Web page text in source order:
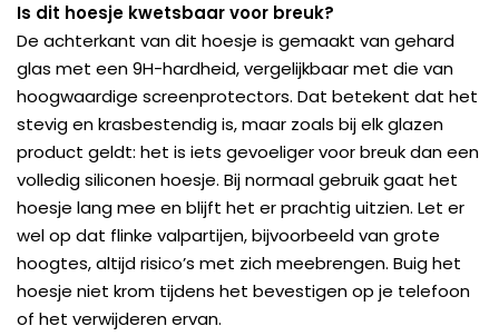
Is dit hoesje kwetsbaar voor breuk?
De achterkant van dit hoesje is gemaakt van gehard
glas met een 9H-hardheid, vergelijkbaar met die van
hoogwaardige screenprotectors. Dat betekent dat het
stevig en krasbestendig is, maar zoals bij elk glazen
product geldt: het is iets gevoeliger voor breuk dan een
volledig siliconen hoesje. Bij normaal gebruik gaat het
hoesje lang mee en blijft het er prachtig uitzien. Let er
wel op dat flinke valpartijen, bijvoorbeeld van grote
hoogtes, altijd risico’s met zich meebrengen. Buig het
hoesje niet krom tijdens het bevestigen op je telefoon
of het verwijderen ervan.